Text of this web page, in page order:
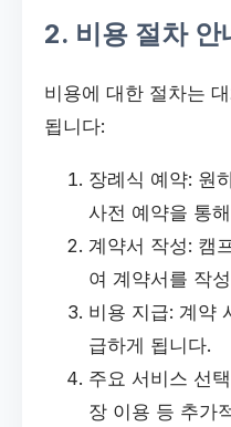
2. 비용 절차 안
비용에 대한 절차는
됩니다:
장례식 예약: 원
사전 예약을 통
계약서 작성: 캠
여 계약서를 작
비용 지급: 계약
급하게 됩니다.
주요 서비스 선
장 이용 등 추가